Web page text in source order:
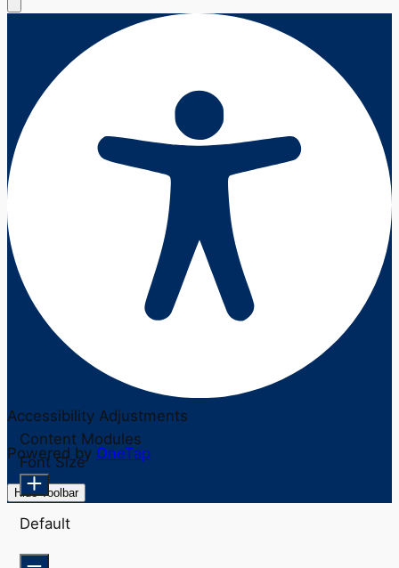
Accessibility Adjustments
Powered by OneTap
Hide Toolbar
Content Modules
Font Size
Default